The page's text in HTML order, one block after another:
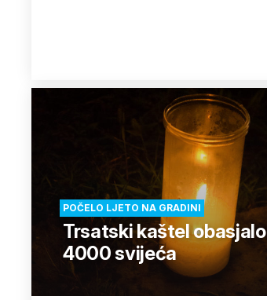
POČELO LJETO NA GRADINI
Trsatski kaštel obasjalo
4000 svijeća